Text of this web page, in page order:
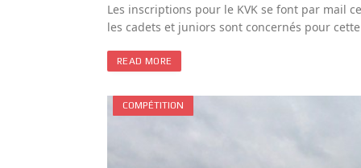
Les inscriptions pour le KVK se font par mail
les cadets et juniors sont concernés pour
READ MORE
COMPÉTITION